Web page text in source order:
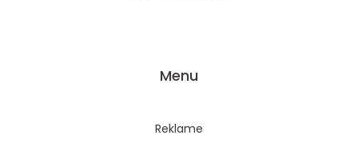
Menu
Reklame